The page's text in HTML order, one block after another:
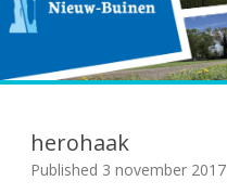
herohaak
Published 3 november 2017